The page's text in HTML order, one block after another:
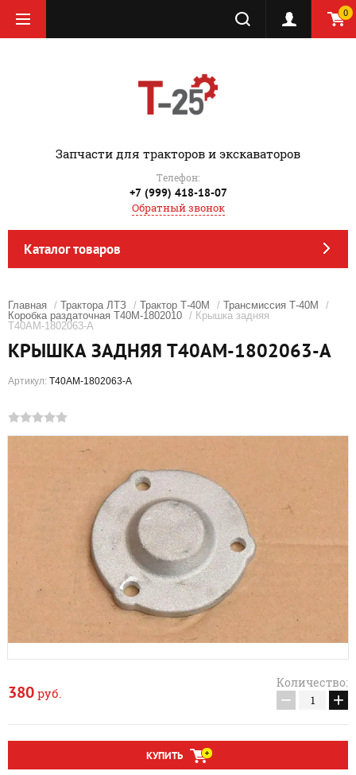
0
‎Запчасти для тракторов и экскаваторов
Телефон:
+7 (999) 418-18-07
Обратный звонок
Каталог товаров
Главная / Трактора ЛТЗ / Трактор Т-40М / Трансмиссия Т-40М
/
Коробка раздаточная Т40М-1802010 / Крышка задняя
Т40АМ-1802063-А
КРЫШКА ЗАДНЯЯ Т40АМ-1802063-А
Артикул: Т40АМ-1802063-А
380 руб.
Количество:
− +
КУПИТЬ